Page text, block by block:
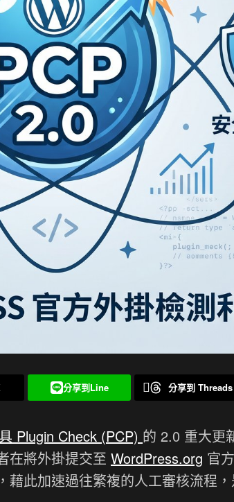
分享到Line 分享到 Threads
Plugin Check (PCP) 的 2.0 重大更
在將外掛提交至 WordPress.org 官
此加速過往繁複的人工審核流程